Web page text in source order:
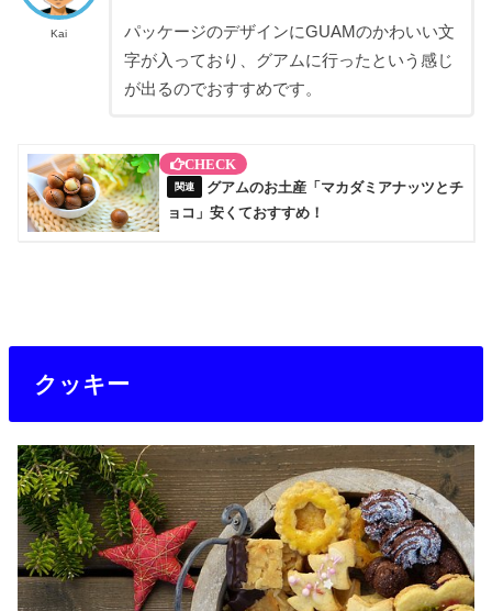
Kai
パッケージのデザインにGUAMのかわいい文
字が入っており、グアムに行ったという感じ
が出るのでおすすめです。
グアムのお土産「マカダミアナッツとチ
ョコ」安くておすすめ！
クッキー